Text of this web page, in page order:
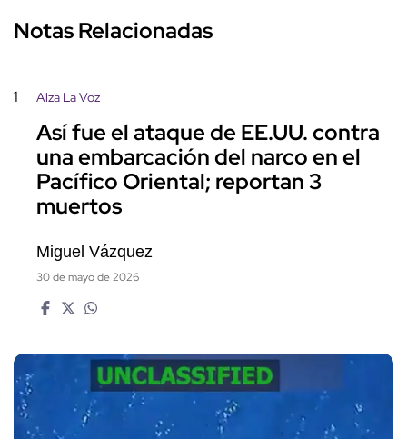
Notas Relacionadas
1 Alza La Voz
Así fue el ataque de EE.UU. contra
una embarcación del narco en el
Pacífico Oriental; reportan 3
muertos
Miguel Vázquez
30 de mayo de 2026